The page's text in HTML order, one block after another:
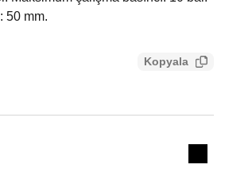
50 mm.
Kopyala
Expand